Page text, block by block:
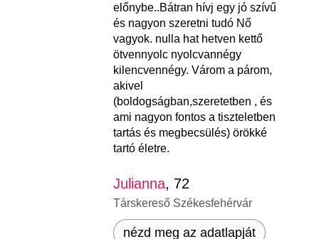
előnybe..Bátran hívj egy jó szívű
és nagyon szeretni tudó Nő
vagyok. nulla hat hetven kettő
ötvennyolc nyolcvannégy
kilencvennégy. Várom a párom,
akivel
(boldogságban,szeretetben , és
ami nagyon fontos a tiszteletben
tartás és megbecsülés) örökké
tartó életre.
Julianna, 72
Társkereső Székesfehérvár
nézd meg az adatlapját